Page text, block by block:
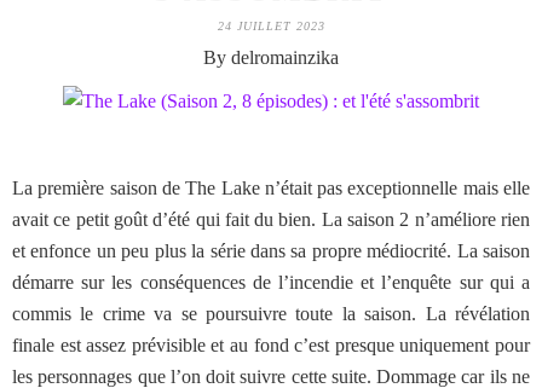
24 JUILLET 2023
By delromainzika
La première saison de The Lake n’était pas exceptionnelle mais elle
avait ce petit goût d’été qui fait du bien. La saison 2 n’améliore rien
et enfonce un peu plus la série dans sa propre médiocrité. La saison
démarre sur les conséquences de l’incendie et l’enquête sur qui a
commis le crime va se poursuivre toute la saison. La révélation
finale est assez prévisible et au fond c’est presque uniquement pour
les personnages que l’on doit suivre cette suite. Dommage car ils ne